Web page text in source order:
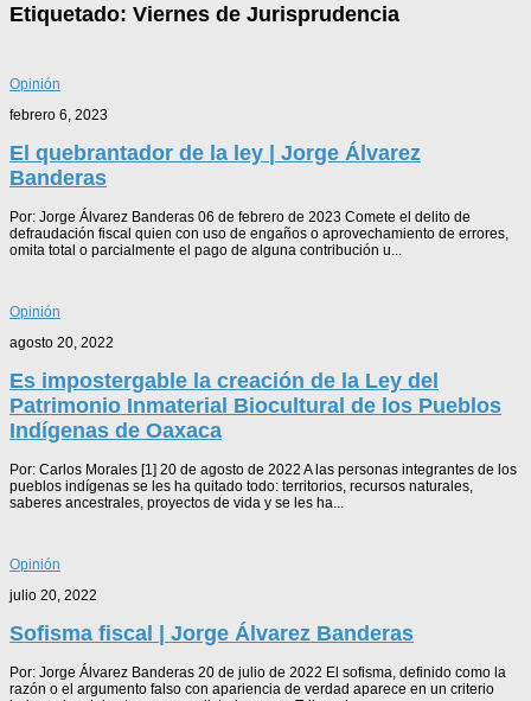
Etiquetado: Viernes de Jurisprudencia
Opinión
febrero 6, 2023
El quebrantador de la ley | Jorge Álvarez
Banderas
Por: Jorge Álvarez Banderas 06 de febrero de 2023 Comete el delito de
defraudación fiscal quien con uso de engaños o aprovechamiento de errores,
omita total o parcialmente el pago de alguna contribución u...
Opinión
agosto 20, 2022
Es impostergable la creación de la Ley del
Patrimonio Inmaterial Biocultural de los Pueblos
Indígenas de Oaxaca
Por: Carlos Morales [1] 20 de agosto de 2022 A las personas integrantes de los
pueblos indígenas se les ha quitado todo: territorios, recursos naturales,
saberes ancestrales, proyectos de vida y se les ha...
Opinión
julio 20, 2022
Sofisma fiscal | Jorge Álvarez Banderas
Por: Jorge Álvarez Banderas 20 de julio de 2022 El sofisma, definido como la
razón o el argumento falso con apariencia de verdad aparece en un criterio